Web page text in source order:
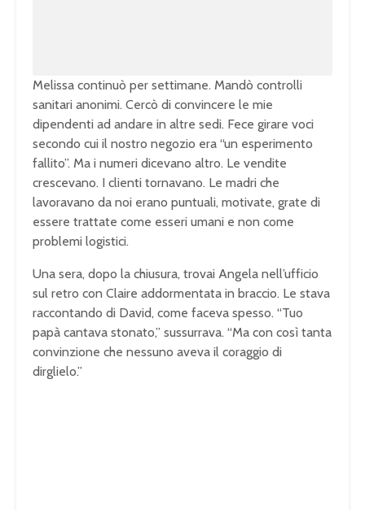
Melissa continuò per settimane. Mandò controlli
sanitari anonimi. Cercò di convincere le mie
dipendenti ad andare in altre sedi. Fece girare voci
secondo cui il nostro negozio era “un esperimento
fallito”. Ma i numeri dicevano altro. Le vendite
crescevano. I clienti tornavano. Le madri che
lavoravano da noi erano puntuali, motivate, grate di
essere trattate come esseri umani e non come
problemi logistici.
Una sera, dopo la chiusura, trovai Angela nell’ufficio
sul retro con Claire addormentata in braccio. Le stava
raccontando di David, come faceva spesso. “Tuo
papà cantava stonato,” sussurrava. “Ma con così tanta
convinzione che nessuno aveva il coraggio di
dirglielo.”